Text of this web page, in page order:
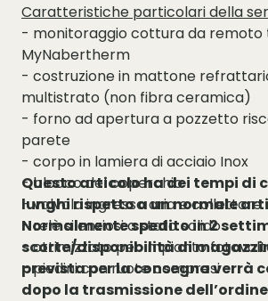
Caratteristiche particolari della
- monitoraggio cottura da
MyNabertherm
- costruzione in mattone
multistrato (non fibra ceramica)
- forno ad apertura a pozzetto
parete
- corpo in lamiera di acciaio Inox
- blocco del coperchio
- valvola ingresso aria e collettore
- relè silenziosi a stato solido
- ottimizzato per impianto
- piedini con ruote compresi
Questo articolo ha dei tempi di
lunghi rispetto a un normale
Normalmente spedito in 2
scorte/disponibilità di
prevista per la consegna verrà
dopo la trasmissione